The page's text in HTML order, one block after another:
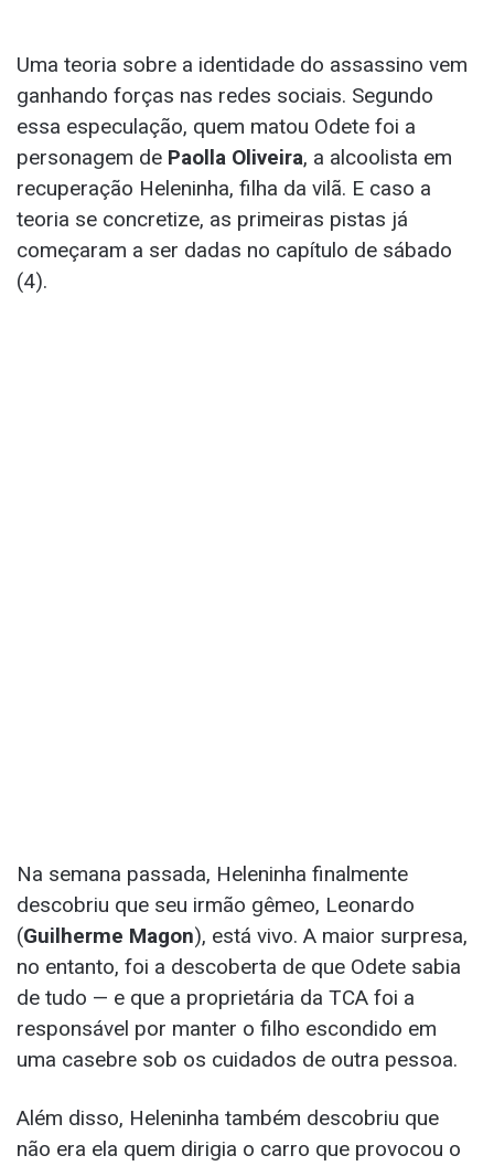
Uma teoria sobre a identidade do assassino vem
ganhando forças nas redes sociais. Segundo
essa especulação, quem matou Odete foi a
personagem de Paolla Oliveira, a alcoolista em
recuperação Heleninha, filha da vilã. E caso a
teoria se concretize, as primeiras pistas já
começaram a ser dadas no capítulo de sábado
(4).
Na semana passada, Heleninha finalmente
descobriu que seu irmão gêmeo, Leonardo
(Guilherme Magon), está vivo. A maior surpresa,
no entanto, foi a descoberta de que Odete sabia
de tudo — e que a proprietária da TCA foi a
responsável por manter o filho escondido em
uma casebre sob os cuidados de outra pessoa.
Além disso, Heleninha também descobriu que
não era ela quem dirigia o carro que provocou o